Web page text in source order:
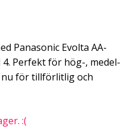
Panasonic Evolta AA-
Perfekt för hög-, medel-
för tillförlitlig och
:(